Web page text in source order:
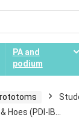
PA and
podium
Hoes (PDI-IB…